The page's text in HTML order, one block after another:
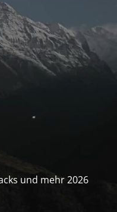
und mehr 2026